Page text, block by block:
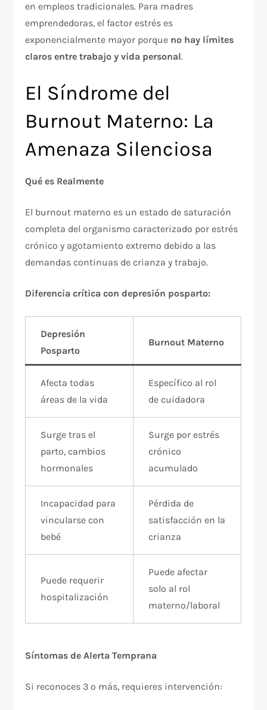
en empleos tradicionales. Para madres
emprendedoras, el factor estrés es
exponencialmente mayor porque no hay límites
claros entre trabajo y vida personal.​
El Síndrome del
Burnout Materno: La
Amenaza Silenciosa
Qué es Realmente
El burnout materno es un estado de saturación
completa del organismo caracterizado por estrés
crónico y agotamiento extremo debido a las
demandas continuas de crianza y trabajo.​
Diferencia crítica con depresión posparto:
Depresión
Posparto
Burnout Materno
Afecta todas
áreas de la vida
Específico al rol
de cuidadora
Surge tras el
parto, cambios
hormonales
Surge por estrés
crónico
acumulado
Incapacidad para
vincularse con
bebé
Pérdida de
satisfacción en la
crianza
Puede requerir
hospitalización
Puede afectar
solo al rol
materno/laboral
Síntomas de Alerta Temprana
Si reconoces 3 o más, requieres intervención: